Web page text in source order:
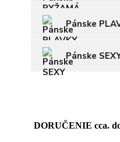
Pánske
Pánske
DORUČENIE cca.